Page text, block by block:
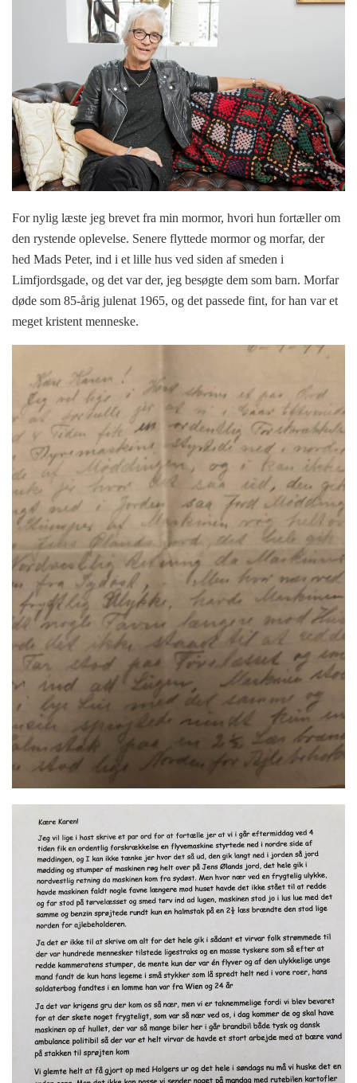
For nylig læste jeg brevet fra min mormor, hvori hun fortæller om
den rystende oplevelse. Senere flyttede mormor og morfar, der
hed Mads Peter, ind i et lille hus ved siden af smeden i
Limfjordsgade, og det var der, jeg besøgte dem som barn. Morfar
døde som 85-årig julenat 1965, og det passede fint, for han var et
meget kristent menneske.